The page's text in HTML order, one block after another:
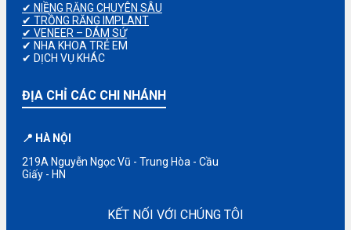
✔ NIỀNG RĂNG CHUYÊN SÂU
✔ TRỒNG RĂNG IMPLANT
✔ VENEER – DÁM SỨ
✔ NHA KHOA TRẺ EM
✔ DỊCH VỤ KHÁC
ĐỊA CHỈ CÁC CHI NHÁNH
📍 HÀ NỘI
219A Nguyễn Ngọc Vũ - Trung Hòa - Cầu
Giấy - HN
KẾT NỐI VỚI CHÚNG TÔI